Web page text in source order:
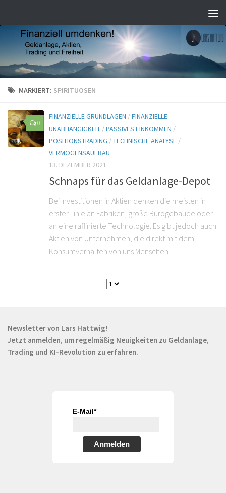
MARKIERT: SPIRITUOSEN
0
FINANZIELLE GRUNDLAGEN /FINANZIELLE
UNABHÄNGIGKEIT /PASSIVES EINKOMMEN /
POSITIONSTRADING /TECHNISCHE ANALYSE /
VERMÖGENSAUFBAU
13. DEZEMBER 2021
Schnaps für das Geldanlage-Depot
Bei Investitionen in Aktien denken die meisten in
erster Linie an Fabriken, große Bürogebäude oder
an eine raffinierte Technologie. Es gibt jedoch auch
Aktien von Unternehmen, die direkt mit dem
Konsumverhalten von uns Menschen...
Newsletter von Lars Hattwig!
Jetzt anmelden, um regelmäßig Neuigkeiten zu Geldanlage,
Trading und KI-Revolution zu erfahren.
E-Mail*
Anmelden